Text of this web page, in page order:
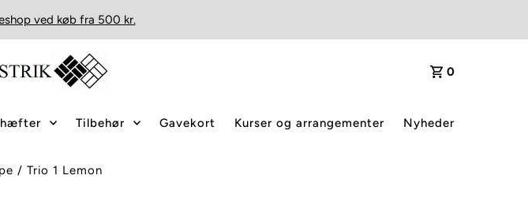
ved køb fra 500 kr.
0
hæfter Tilbehør Gavekort Kurser og arrangementer Nyheder
/ Trio 1 Lemon